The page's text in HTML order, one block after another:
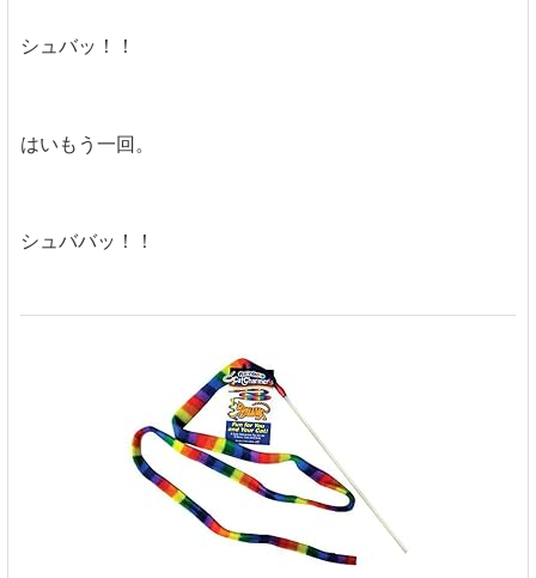
シュバッ！！
はいもう一回。
シュババッ！！